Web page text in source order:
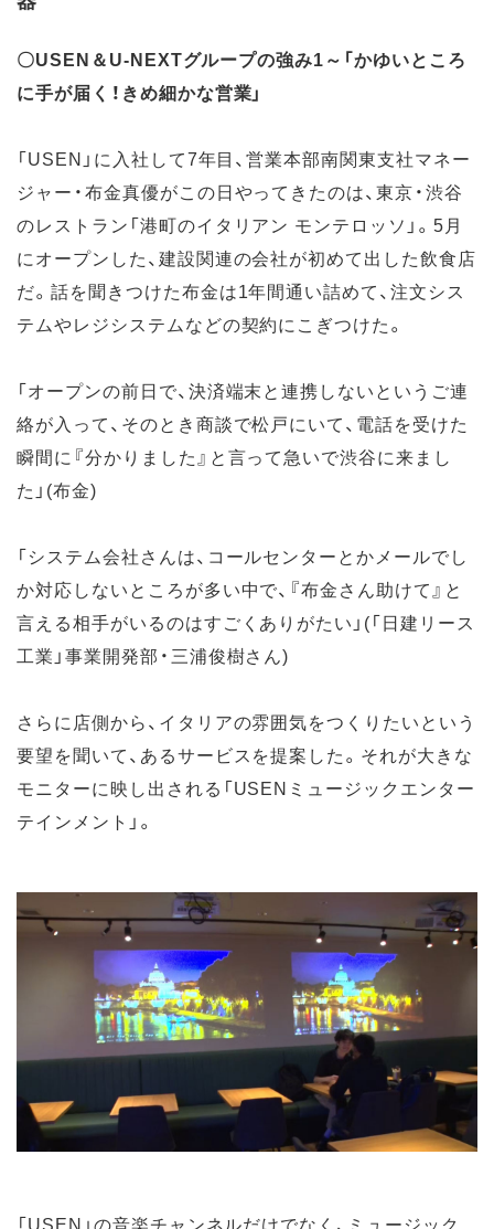
〇USEN＆U-NEXTグループの強み1～「かゆいところ
に手が届く！きめ細かな営業」
「USEN」に入社して7年目、営業本部南関東支社マネー
ジャー・布金真優がこの日やってきたのは、東京・渋谷
のレストラン「港町のイタリアン モンテロッソ」。5月
にオープンした、建設関連の会社が初めて出した飲食店
だ。話を聞きつけた布金は1年間通い詰めて、注文シス
テムやレジシステムなどの契約にこぎつけた。
「オープンの前日で、決済端末と連携しないというご連
絡が入って、そのとき商談で松戸にいて、電話を受けた
瞬間に『分かりました』と言って急いで渋谷に来まし
た」(布金)
「システム会社さんは、コールセンターとかメールでし
か対応しないところが多い中で、『布金さん助けて』と
言える相手がいるのはすごくありがたい」(「日建リース
工業」事業開発部・三浦俊樹さん)
さらに店側から、イタリアの雰囲気をつくりたいという
要望を聞いて、あるサービスを提案した。それが大きな
モニターに映し出される「USENミュージックエンター
テインメント」。
「USEN」の音楽チャンネルだけでなく、ミュージック